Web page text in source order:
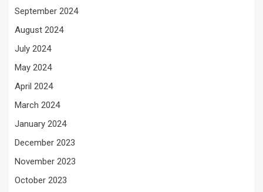
September 2024
August 2024
July 2024
May 2024
April 2024
March 2024
January 2024
December 2023
November 2023
October 2023